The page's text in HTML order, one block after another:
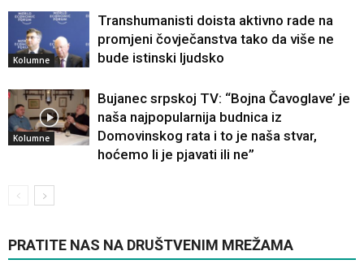
Kolumne
Transhumanisti doista aktivno rade na
promjeni čovječanstva tako da više ne
bude istinski ljudsko
Kolumne
Bujanec srpskoj TV: “Bojna Čavoglave’ je
naša najpopularnija budnica iz
Domovinskog rata i to je naša stvar,
hoćemo li je pjavati ili ne”
PRATITE NAS NA DRUŠTVENIM MREŽAMA